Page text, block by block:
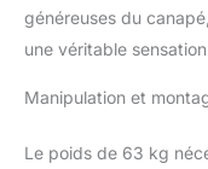
généreuses du
une véritable
Manipulation et
Le poids de 63 kg